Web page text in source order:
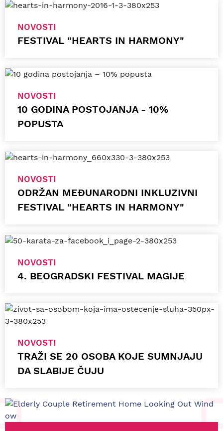
NOVOSTI
FESTIVAL "HEARTS IN HARMONY"
NOVOSTI
10 GODINA POSTOJANJA - 10%
POPUSTA
NOVOSTI
ODRŽAN MEĐUNARODNI INKLUZIVNI
FESTIVAL "HEARTS IN HARMONY"
NOVOSTI
4. BEOGRADSKI FESTIVAL MAGIJE
NOVOSTI
TRAŽI SE 20 OSOBA KOJE SUMNJAJU
DA SLABIJE ČUJU